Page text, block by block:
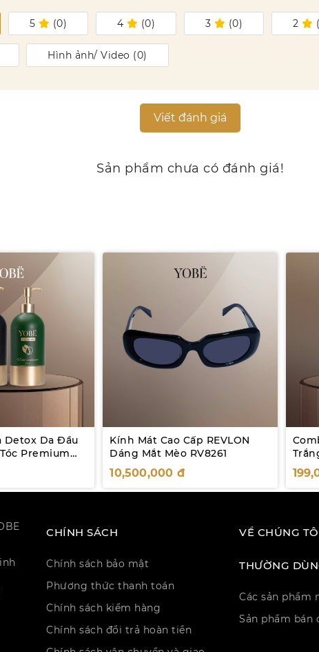
5 (0) 4 (0) 3 (0) 2 (
Hình ảnh/ Video (0)
Viết đánh giá
Sản phẩm chưa có đánh giá!
Detox Da Đầu
Premium
Kính Mát Cao Cấp REVLON
Dáng Mắt Mèo RV8261
10,500,000 đ
CHÍNH SÁCH
Chính sách bảo mật
Phương thức thanh toán
Chính sách kiểm hàng
Chính sách đổi trả hoàn tiền
VỀ CHÚNG
THƯỜNG
Các sản phẩm
Sản phẩm bán